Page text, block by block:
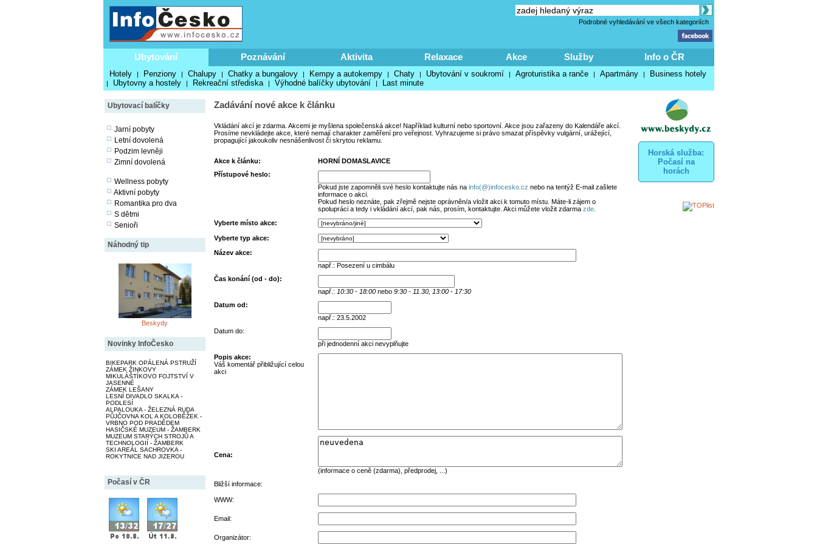
Podrobné vyhledávání ve všech kategoriích
Ubytování Poznávání Aktivita Relaxace Akce Služby Info o ČR
Hotely | Penziony | Chalupy | Chatky a bungalovy | Kempy a autokempy | Chaty | Ubytování v soukromí | Agroturistika a ranče | Apartmány | Business hotely
| Ubytovny a hostely | Rekreační střediska | Výhodné balíčky ubytování | Last minute
Ubytovací balíčky
Jarní pobyty
Letní dovolená
Podzim levněji
Zimní dovolená
Wellness pobyty
Aktivní pobyty
Romantika pro dva
S dětmi
Senioři
Náhodný tip
Beskydy
Novinky InfoČesko
BIKEPARK OPÁLENÁ PSTRUŽÍ
ZÁMEK ŽINKOVY
MIKULÁŠTÍKOVO FOJTSTVÍ V
JASENNÉ
ZÁMEK LEŠANY
LESNÍ DIVADLO SKALKA -
PODLESÍ
ALPALOUKA - ŽELEZNÁ RUDA
PŮJČOVNA KOL A KOLOBĚŽEK -
VRBNO POD PRADĚDEM
HASIČSKÉ MUZEUM - ŽAMBERK
MUZEUM STARÝCH STROJŮ A
TECHNOLOGIÍ - ŽAMBERK
SKI AREÁL SACHROVKA -
ROKYTNICE NAD JIZEROU
Počasí v ČR
Horská služba:
Počasí na
horách
Zadávání nové akce k článku
Vkládání akcí je zdarma. Akcemi je myšlena společenská akce! Například kulturní nebo sportovní. Akce jsou zařazeny do Kalendáře akcí.
Prosíme nevkládejte akce, které nemají charakter zaměření pro veřejnost. Vyhrazujeme si právo smazat příspěvky vulgární, urážející,
propagující jakoukoliv nesnášenlivost či skrytou reklamu.
Akce k článku:
HORNÍ DOMASLAVICE
Přístupové heslo:
Pokud jste zapomněli své heslo kontaktujte nás na info(@)infocesko.cz nebo na tentýž E-mail zašlete
informace o akci.
Pokud heslo neznáte, pak zřejmě nejste oprávněn/a vložit akci k tomuto místu. Máte-li zájem o
spolupráci a tedy i vkládání akcí, pak nás, prosím, kontaktujte. Akci můžete vložit zdarma zde.
Vyberte místo akce:
Vyberte typ akce:
Název akce:
např.: Posezení u cimbálu
Čas konání (od - do):
např.: 10:30 - 18:00nebo 9:30 - 11.30, 13:00 - 17:30
Datum od:
např.: 23.5.2002
Datum do:
při jednodenní akci nevyplňujte
Popis akce:
Váš komentář přibližující celou
akci
Cena:
(informace o ceně (zdarma), předprodej, ...)
Bližší informace:
WWW:
Email:
Organizátor: